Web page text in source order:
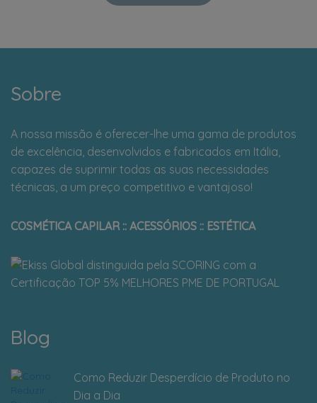
Sobre
A nossa missão é oferecer-lhe uma gama de produtos
de excelência, desenvolvidos e fabricados em Itália,
capazes de suprimir todas as suas necessidades
técnicas, a um preço competitivo e vantajoso!
COSMÉTICA CAPILAR :: ACESSÓRIOS :: ESTÉTICA
Blog
Como Reduzir Desperdício de Produto no
Dia a Dia